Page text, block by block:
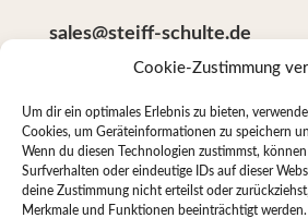
Cookie-Zustimmung
Um dir ein optimales Erlebnis zu bieten,
Cookies, um Geräteinformationen zu speichern
Wenn du diesen Technologien zustimmst,
Surfverhalten oder eindeutige IDs auf dieser
deine Zustimmung nicht erteilst oder
Merkmale und Funktionen beeinträchtigt werden.
sales@steiff-schulte.de
+49 (0)203/99398-0